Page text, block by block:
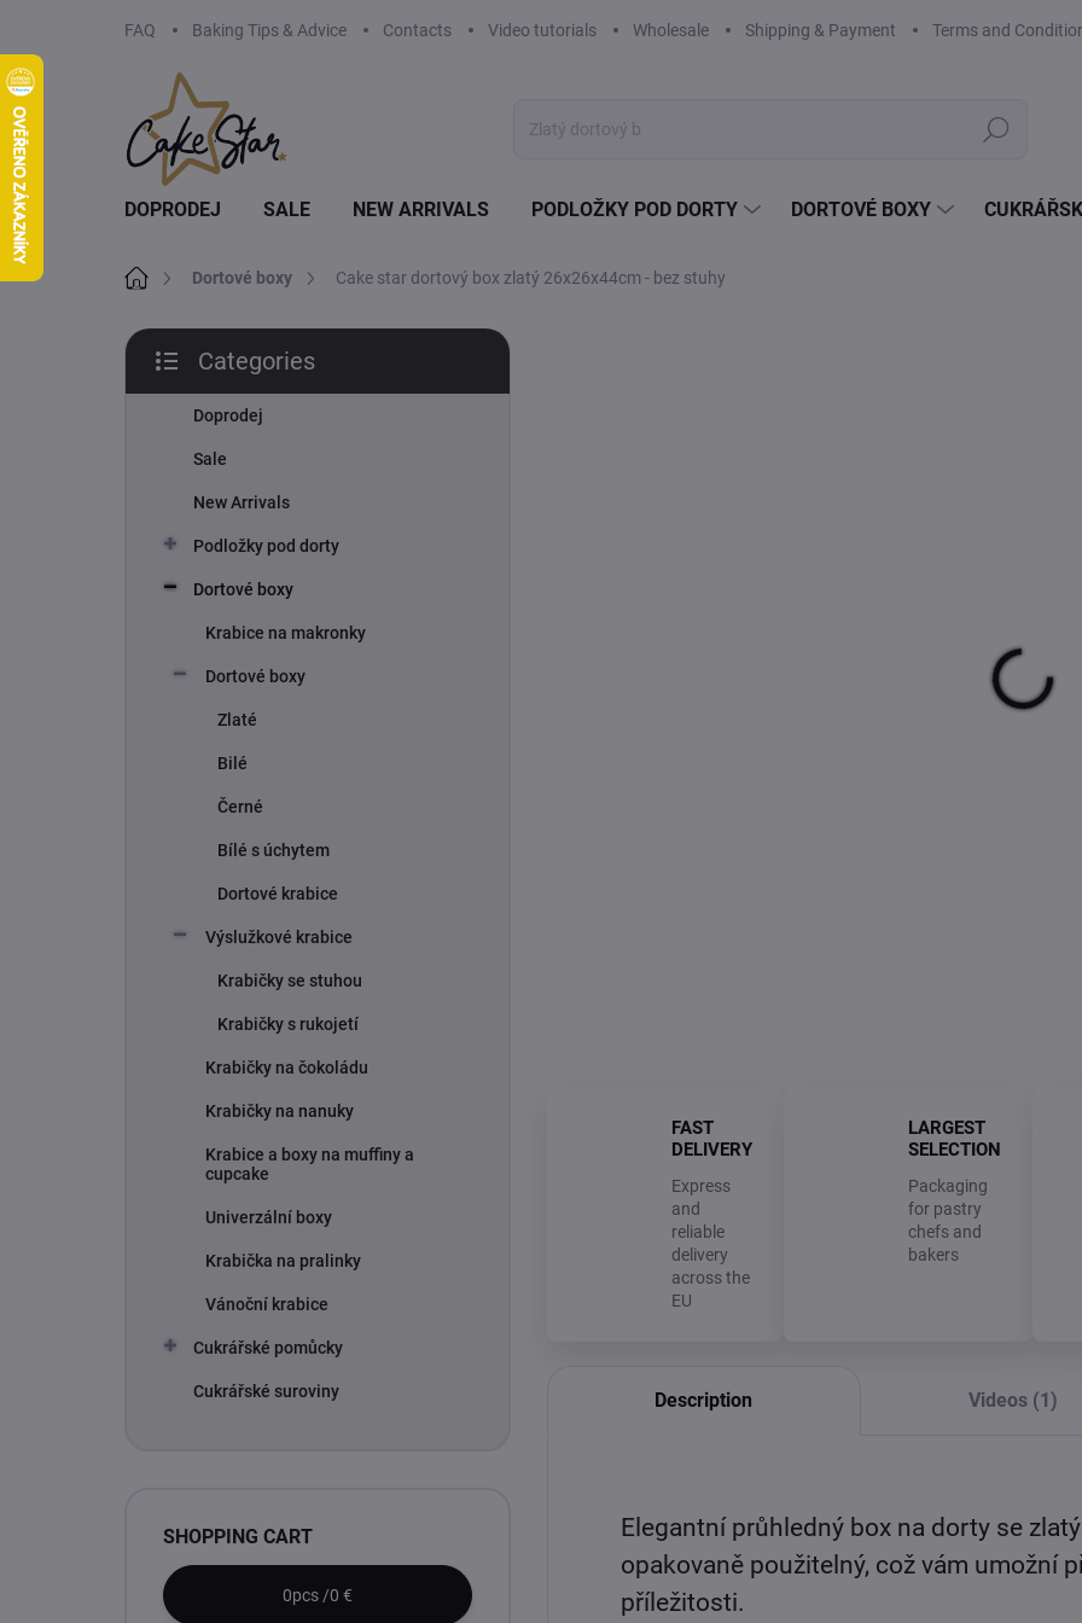
content
FAQ Baking Tips & Advice Contacts Video tutorials Wholesale Shipping & Payment Terms and
Search
DOPRODEJ SALE NEW ARRIVALS PODLOŽKY POD DORTY DORTOVÉ BOXY
Home Dortové boxy Cake star dortový box zlatý 26x26x44cm - bez stuhy
S
d
categories
Categories
Doprodej
Sale
New Arrivals
Podložky pod dorty
Dortové boxy
Krabice na makronky
Dortové boxy
Zlaté
Bilé
Černé
Bílé s úchytem
Dortové krabice
Výslužkové krabice
Krabičky se stuhou
Krabičky s rukojetí
Krabičky na čokoládu
Krabičky na nanuky
Krabice a boxy na muffiny a
cupcake
Univerzální boxy
Krabička na pralinky
Vánoční krabice
Cukrářské pomůcky
Cukrářské suroviny
SHOPPING CART
0pcs /0 €
FAST
DELIVERY
Express
and
reliable
delivery
across the
EU
LARGEST
SELECTION
Packaging
for pastry
chefs and
bakers
Description Videos (1)
Elegantní průhledný box na dorty se
opakovaně použitelný, což vám umožní
příležitosti.